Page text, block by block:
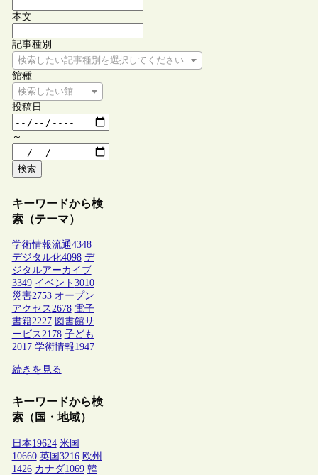
本文
記事種別
検索したい記事種別を選択してください
館種
検索したい館種を選択してください
投稿日
～
検索
キーワードから検
索（テーマ）
学術情報流通4348
デジタル化4098 デ
ジタルアーカイブ
3349 イベント 3010
災害2753 オープン
アクセス2678 電子
書籍2227 図書館サ
ービス2178 子ども
2017 学術情報1947
続きを見る
キーワードから検
索（国・地域）
日本19624 米国
10660 英国3216 欧州
1426 カナダ1069 韓